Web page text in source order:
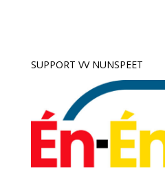
SUPPORT VV NUNSPEET